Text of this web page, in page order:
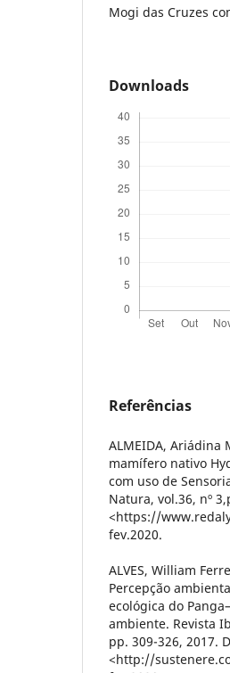
Mogi das Cruzes
Downloads
Referências
ALMEIDA, Ariádina
mamífero nativo
com uso de
Natura, vol.36, nº
<https://
fev.2020.
ALVES, William
Percepção
ecológica do
ambiente. Revista
pp. 309-326, 2017.
<http://